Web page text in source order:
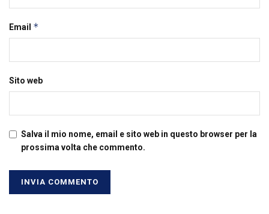
Email *
Sito web
Salva il mio nome, email e sito web in questo browser per la
prossima volta che commento.